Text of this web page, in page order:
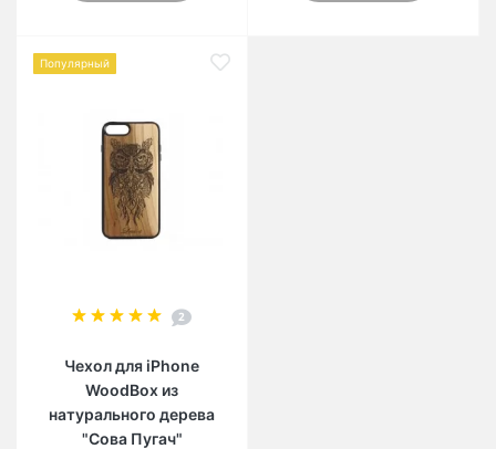
Популярный
2
Чехол для iPhone
WoodBox из
натурального дерева
"Cова Пугач"